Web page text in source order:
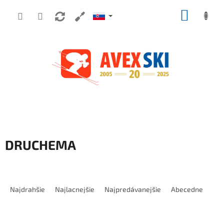
DRUCHEMA
Najdrahšie Najlacnejšie Najpredávanejšie Abecedne